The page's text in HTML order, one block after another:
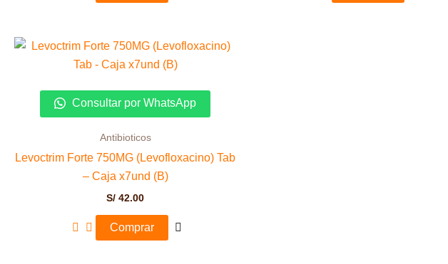
Consultar por WhatsApp
Antibioticos
Levoctrim Forte 750MG (Levofloxacino) Tab
– Caja x7und (B)
S/ 42.00
Comprar